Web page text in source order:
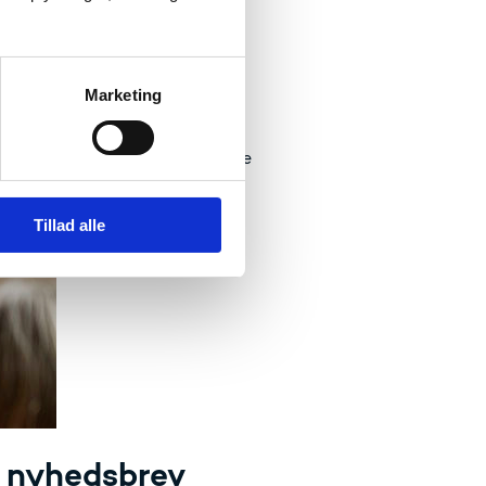
Marketing
Tillad alle
med læring af
ildsjæle til Den Europæiske